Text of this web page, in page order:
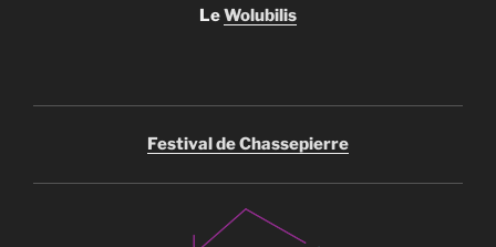
LeWolubilis
Festival de Chassepierre